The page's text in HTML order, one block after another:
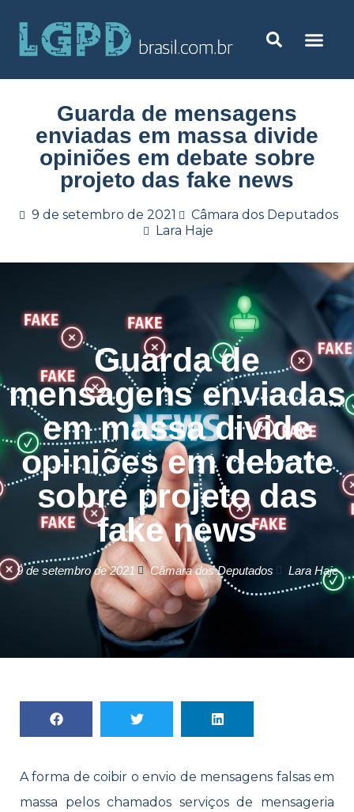
Guarda de mensagens
enviadas em massa divide
opiniões em debate sobre
projeto das fake news
9 de setembro de 2021
Câmara dos Deputados
Lara Haje
Guarda de
mensagens enviadas
em massa divide
opiniões em debate
sobre projeto das
fake news
9 de setembro de 2021 Câmara dos Deputados Lara Haje
A forma de coibir o envio de mensagens falsas em
massa pelos chamados serviços de mensageria